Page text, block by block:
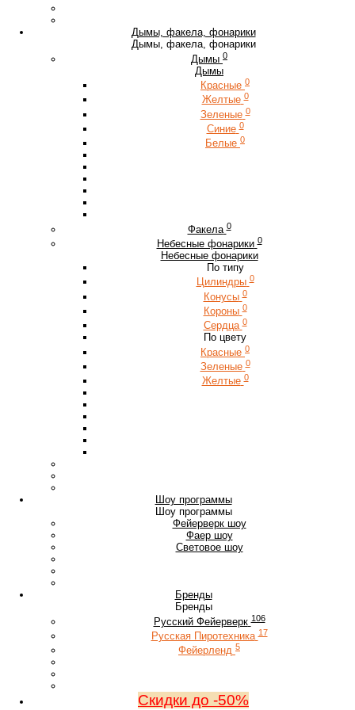
Дымы, факела, фонарики
Дымы, факела, фонарики
Дымы 0
Дымы
Красные 0
Желтые 0
Зеленые 0
Синие 0
Белые 0
Факела 0
Небесные фонарики 0
Небесные фонарики
По типу
Цилиндры 0
Конусы 0
Короны 0
Сердца 0
По цвету
Красные 0
Зеленые 0
Желтые 0
Шоу программы
Шоу программы
Фейерверк шоу
Фаер шоу
Световое шоу
Бренды
Бренды
Русский Фейерверк 106
Русская Пиротехника 17
Фейерленд 5
Скидки до -50%